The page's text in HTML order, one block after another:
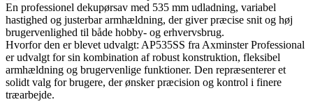
En professionel dekupørsav med 535 mm udladning, variabel
hastighed og justerbar armhældning, der giver præcise snit og høj
brugervenlighed til både hobby- og erhvervsbrug.
Hvorfor den er blevet udvalgt: AP535SS fra Axminster Professional
er udvalgt for sin kombination af robust konstruktion, fleksibel
armhældning og brugervenlige funktioner. Den repræsenterer et
solidt valg for brugere, der ønsker præcision og kontrol i finere
træarbejde.